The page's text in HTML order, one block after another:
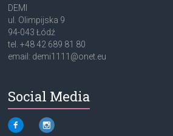
DEMI
ul. Olimpijska 9
94-043 Łódź
tel. +48 42 689 81 80
email: demi1111@onet.eu
Social Media